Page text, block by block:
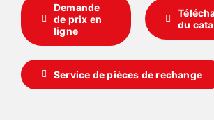
Demande
de prix en
ligne
du
Service de pièces de rechange